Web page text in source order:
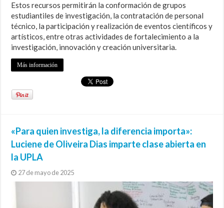
Estos recursos permitirán la conformación de grupos
estudiantiles de investigación, la contratación de personal
técnico, la participación y realización de eventos científicos y
artísticos, entre otras actividades de fortalecimiento a la
investigación, innovación y creación universitaria.
Más información
«Para quien investiga, la diferencia importa»:
Luciene de Oliveira Dias imparte clase abierta en
la UPLA
27 de mayo de 2025